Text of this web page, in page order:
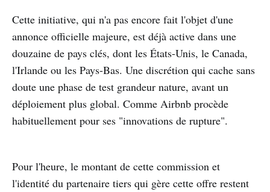
Cette initiative, qui n'a pas encore fait l'objet d'une
annonce officielle majeure, est déjà active dans une
douzaine de pays clés, dont les États-Unis, le Canada,
l'Irlande ou les Pays-Bas. Une discrétion qui cache sans
doute une phase de test grandeur nature, avant un
déploiement plus global. Comme Airbnb procède
habituellement pour ses "innovations de rupture".
Pour l'heure, le montant de cette commission et
l'identité du partenaire tiers qui gère cette offre restent